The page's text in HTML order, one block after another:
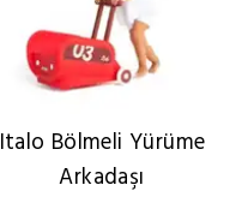
Italo Bölmeli Yürüme
Arkadaşı